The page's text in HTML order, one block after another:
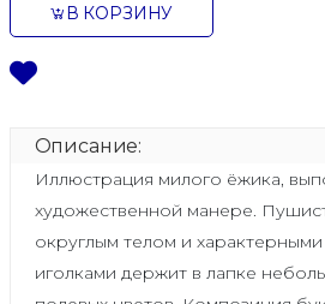
В КОРЗИНУ
Описание:
Иллюстрация милого ёжика,
художественной манере.
округлым телом и
иголками держит в лапке